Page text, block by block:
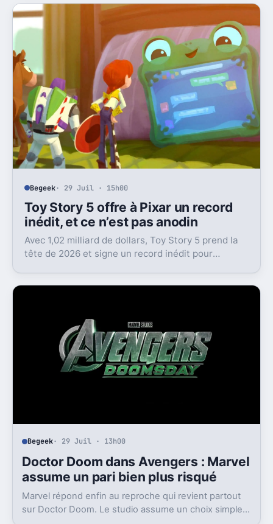
Begeek· 29 Juil · 15h00
Toy Story 5 offre à Pixar un record
inédit, et ce n’est pas anodin
Avec 1,02 milliard de dollars, Toy Story 5 prend la
tête de 2026 et signe un record inédit pour
Begeek· 29 Juil · 13h00
Doctor Doom dans Avengers : Marvel
assume un pari bien plus risqué
Marvel répond enfin au reproche qui revient partout
sur Doctor Doom. Le studio assume un choix simple,